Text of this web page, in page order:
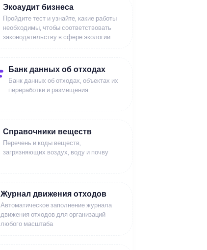
Экоаудит бизнеса
Пройдите тест и узнайте, какие работы
необходимы, чтобы соответствовать
законодательству в сфере экологии
Банк данных об отходах
Банк данных об отходах, объектах их
переработки и размещения
Справочники веществ
Перечень и коды веществ,
загрязняющих воздух, воду и почву
Журнал движения отходов
Автоматическое заполнение журнала
движения отходов для организаций
любого масштаба